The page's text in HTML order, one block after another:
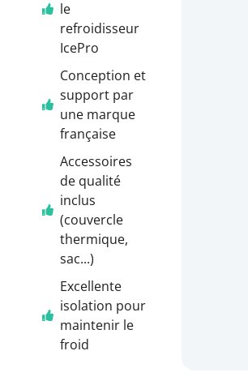
le
refroidisseur
IcePro
Conception et
support par
une marque
française
Accessoires
de qualité
inclus
(couvercle
thermique,
sac...)
Excellente
isolation pour
maintenir le
froid